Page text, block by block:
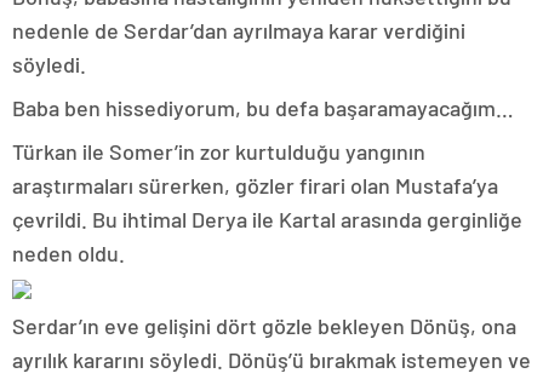
nedenle de Serdar’dan ayrılmaya karar verdiğini
söyledi.
Baba ben hissediyorum, bu defa başaramayacağım…
Türkan ile Somer’in zor kurtulduğu yangının
araştırmaları sürerken, gözler firari olan Mustafa’ya
çevrildi. Bu ihtimal Derya ile Kartal arasında gerginliğe
neden oldu.
Serdar’ın eve gelişini dört gözle bekleyen Dönüş, ona
ayrılık kararını söyledi. Dönüş’ü bırakmak istemeyen ve